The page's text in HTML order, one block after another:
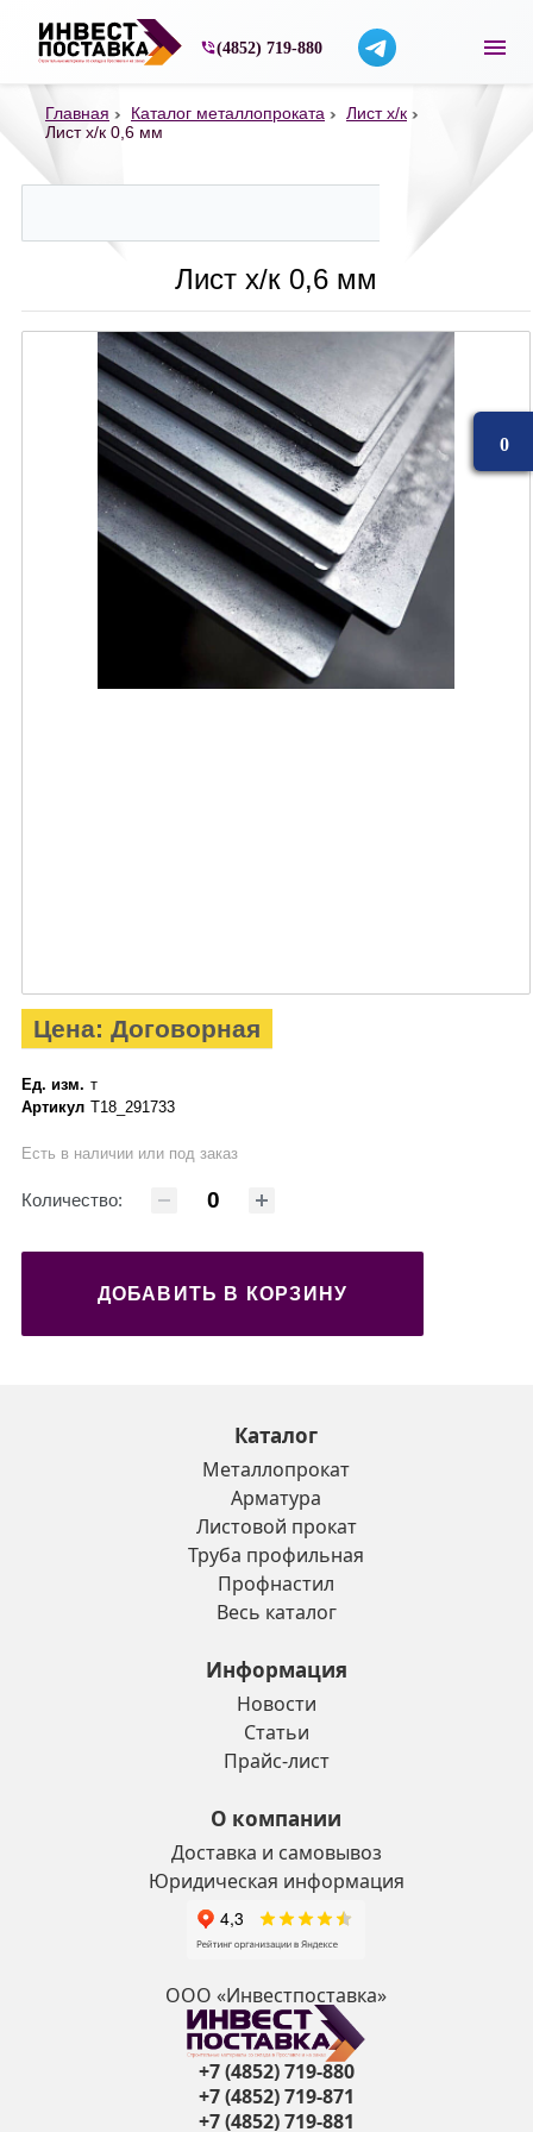
Строительные материалы со склада в
(4852) 719-880
Главная Каталог металлопроката
Лист х/к
Лист х/к 0,6 мм
Лист х/к 0,6 мм
Цена: Договорная
Ед. изм. т
Артикул Т18_291733
Есть в наличии или под заказ
Количество:
ДОБАВИТЬ В КОРЗИНУ
Каталог
Металлопрокат
Арматура
Листовой прокат
Труба профильная
Профнастил
Весь каталог
Информация
Новости
Статьи
Прайс-лист
О компании
Доставка и самовывоз
Юридическая информация
ООО «Инвестпоставка»
+7 (4852) 719-880
+7 (4852) 719-871
+7 (4852) 719-881
0